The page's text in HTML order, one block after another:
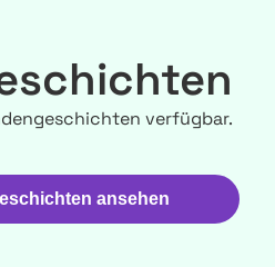
verfügbar.
ansehen